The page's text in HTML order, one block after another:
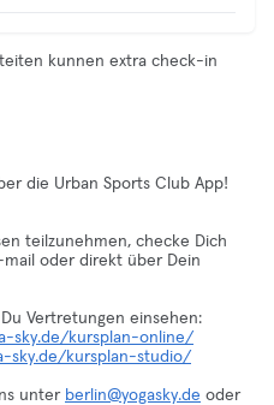
kunnen extra check-in
die Urban Sports Club App!
teilzunehmen, checke Dich
oder direkt über Dein
Vertretungen einsehen:
sky.de/kursplan-online/
sky.de/kursplan-studio/
unter berlin@yogasky.de oder